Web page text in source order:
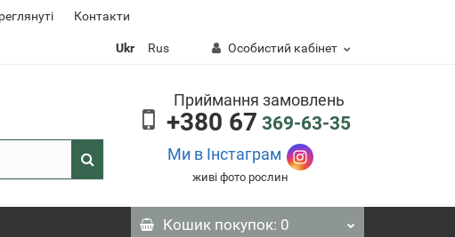
Контакти
Ukr Rus Особистий кабінет
Приймання замовлень
+380 67 369-63-35
Ми в Інстаграм
живі фото рослин
Кошикпокупок: 0